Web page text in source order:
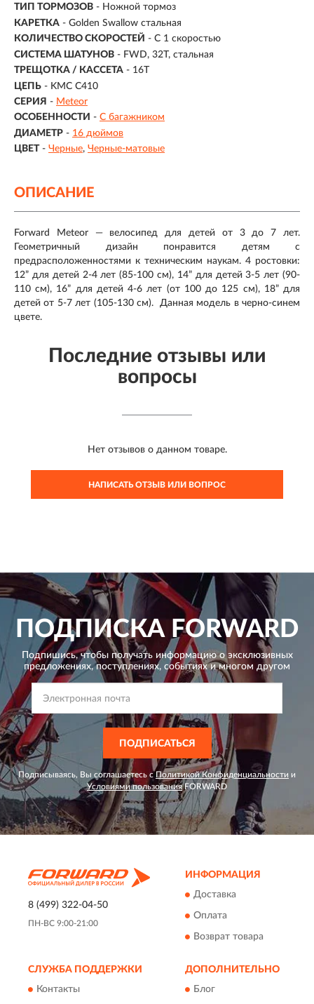
ТИП ТОРМОЗОВ - Ножной тормоз
КАРЕТКА - Golden Swallow стальная
КОЛИЧЕСТВО СКОРОСТЕЙ - С 1 скоростью
СИСТЕМА ШАТУНОВ - FWD, 32T, cтальная
ТРЕЩОТКА / КАССЕТА - 16T
ЦЕПЬ - KMC C410
СЕРИЯ - Meteor
ОСОБЕННОСТИ - С багажником
ДИАМЕТР - 16 дюймов
ЦВЕТ - Черные Черные-матовые
ОПИСАНИЕ
Forward Meteor — велосипед для детей от 3 до 7 лет.
Геометричный дизайн понравится детям с
предрасположенностями к техническим наукам. 4 ростовки:
12” для детей 2-4 лет (85-100 см), 14” для детей 3-5 лет (90-
110 см), 16” для детей 4-6 лет (от 100 до 125 см), 18” для
детей от 5-7 лет (105-130 см). Данная модель в черно-синем
цвете.
Последние отзывы или
вопросы
Нет отзывов о данном товаре.
НАПИСАТЬ ОТЗЫВ ИЛИ ВОПРОС
ПОДПИСКАFORWARD
Подпишись, чтобы получать информацию о эксклюзивных
предложениях,поступлениях, событиях и многом другом
ПОДПИСАТЬСЯ
Подписываясь, Вы соглашаетесь с Политикой Конфиденциальности и
Условиями пользованияFORWARD
8 (499) 322-04-50
ПН-ВС 9:00-21:00
ИНФОРМАЦИЯ
Доставка
Оплата
Возврат товара
СЛУЖБА ПОДДЕРЖКИ
Контакты
ДОПОЛНИТЕЛЬНО
Блог